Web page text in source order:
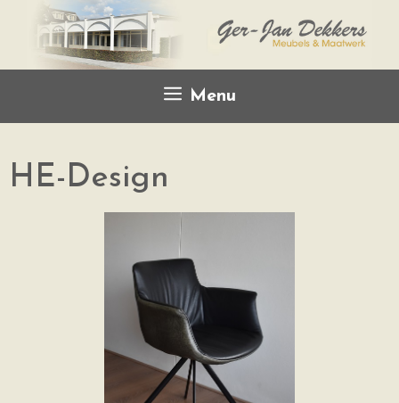
Menu
HE-Design